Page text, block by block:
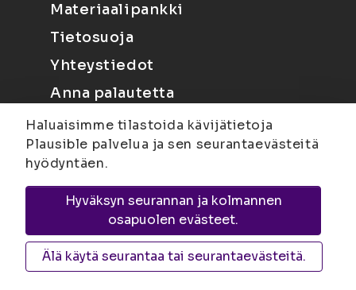
Materiaalipankki
Tietosuoja
Yhteystiedot
Anna palautetta
Joensuu
Suvantokatu 6, 80100 Joensuu |
KuopioYliopistonranta 15, PL 1627, 70211
Kuopio
Haluaisimme tilastoida kävijätietoja
Plausible palvelua ja sen seurantaevästeitä
hyödyntäen.
Hyväksyn seurannan ja kolmannen
osapuolen evästeet.
Älä käytä seurantaa tai seurantaevästeitä.